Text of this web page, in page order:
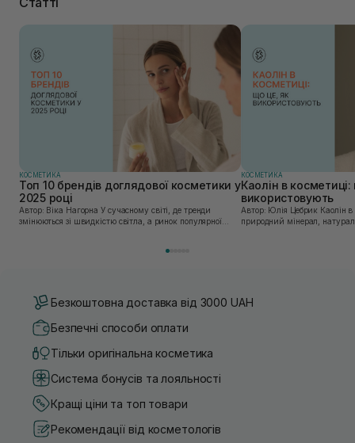
КОСМЕТИКА
Топ 10 брендів доглядової косметики у
2025 році
Автор: Віка Нагорна У сучасному світі, де тренди
змінюються зі швидкістю світла, а ринок популярної
КОСМЕТИКА
Каолін в
використовують
Автор: Юлія Цебрик Каолін в косметології – це
природний мінерал,
Безкоштовна доставка від 3000 UAH
Безпечні способи оплати
Тільки оригінальна косметика
Система бонусів та лояльності
Кращі ціни та топ товари
Рекомендації від косметологів